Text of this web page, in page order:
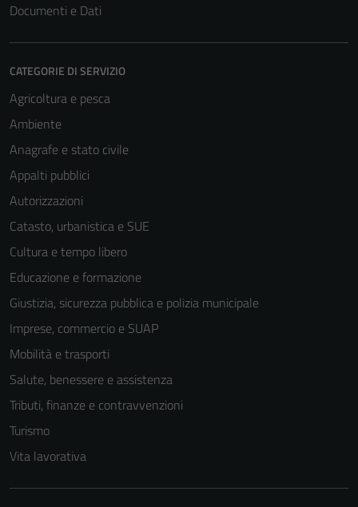
Documenti e Dati
CATEGORIE DI SERVIZIO
Agricoltura e pesca
Ambiente
Anagrafe e stato civile
Appalti pubblici
Autorizzazioni
Catasto, urbanistica e SUE
Cultura e tempo libero
Educazione e formazione
Giustizia, sicurezza pubblica e polizia municipale
Imprese, commercio e SUAP
Mobilità e trasporti
Salute, benessere e assistenza
Tributi, finanze e contravvenzioni
Turismo
Vita lavorativa